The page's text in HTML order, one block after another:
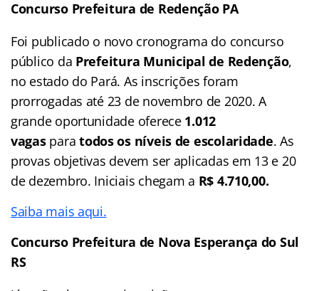
Concurso Prefeitura de Redenção PA
Foi publicado o novo cronograma do concurso
público da Prefeitura Municipal de Redenção,
no estado do Pará. As inscrições foram
prorrogadas até 23 de novembro de 2020. A
grande oportunidade oferece 1.012
vagasparatodos os níveis de escolaridade. As
provas objetivas devem ser aplicadas em 13 e 20
de dezembro. Iniciais chegam a R$ 4.710,00.
Saiba mais aqui.
Concurso Prefeitura de Nova Esperança do Sul
RS